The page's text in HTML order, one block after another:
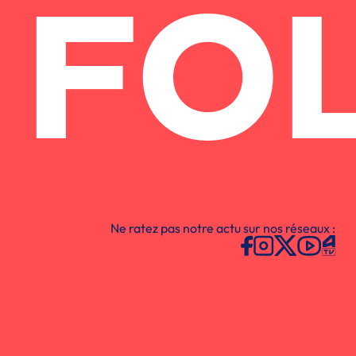
Ne ratez pas notre actu sur nos réseaux :